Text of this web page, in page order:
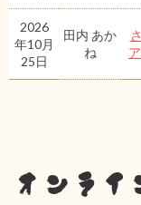
2026
年10月
25日
田内 あか
ね
オンライ